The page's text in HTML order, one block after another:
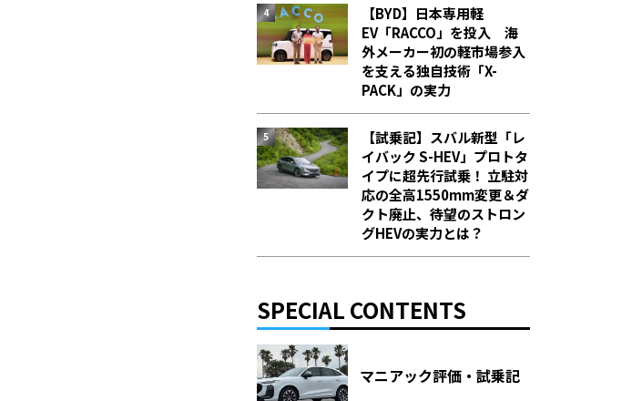
【BYD】日本専用軽
EV「RACCO」を投入 海
外メーカー初の軽市場参入
を支える独自技術「X-
PACK」の実力
【試乗記】スバル新型「レ
イバック S-HEV」プロトタ
イプに超先行試乗！ 立駐対
応の全高1550mm変更＆ダ
クト廃止、待望のストロン
グHEVの実力とは？
SPECIAL CONTENTS
マニアック評価・試乗記